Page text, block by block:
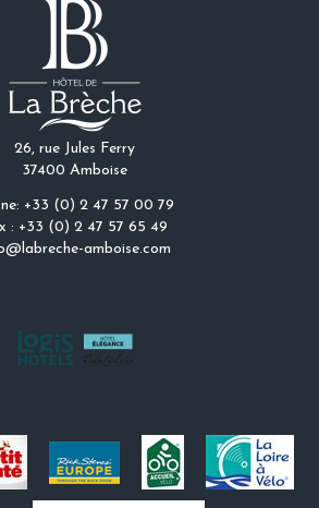
26, rue Jules Ferry
37400 Amboise
+33 (0) 2 47 57 00 79
: +33 (0) 2 47 57 65 49
amboise.com